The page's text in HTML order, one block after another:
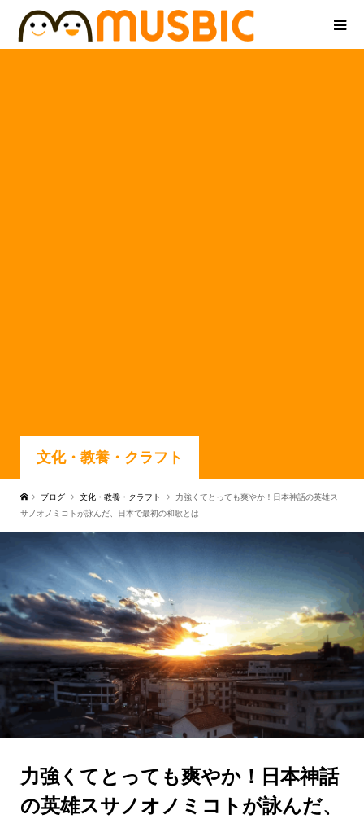
文化・教養・クラフト
ブログ 文化・教養・クラフト
力強くてとっても爽やか！日本神話の英雄ス
サノオノミコトが詠んだ、日本で最初の和歌とは
力強くてとっても爽やか！日本神話
の英雄スサノオノミコトが詠んだ、